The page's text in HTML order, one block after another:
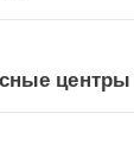
центры